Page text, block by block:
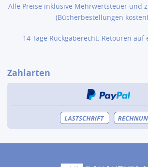
Alle Preise inklusive Mehrwertsteuer und
(Bücher­bestellungen
14 Tage Rückgaberecht. Retouren auf
Zahlarten